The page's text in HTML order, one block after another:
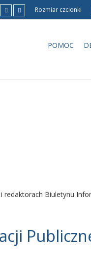
Rozmiar czcionki
POMOC
redaktorach Biuletynu